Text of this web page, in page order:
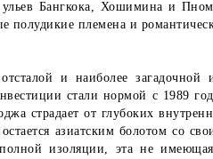
ульев Бангкока, Хошимина и
полудикие племена и
и наиболее
стали нормой с 1989
страдает от глубоких
азиатским болотом со
изоляции, эта не